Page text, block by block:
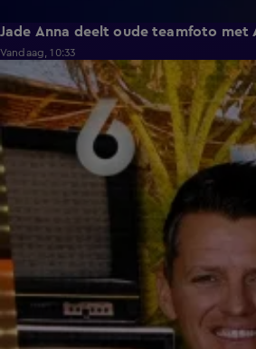
Jade Anna deelt oude teamfoto met
Vandaag, 10:33
3:12